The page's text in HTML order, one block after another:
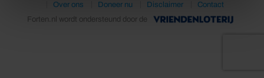
Over ons
Doneer nu Disclaimer
Contact
Forten.nl wordt ondersteund door de